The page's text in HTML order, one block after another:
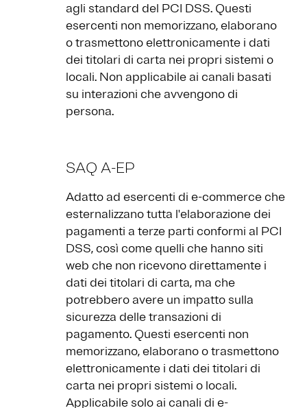
agli standard del PCI DSS. Questi
esercenti non memorizzano, elaborano
o trasmettono elettronicamente i dati
dei titolari di carta nei propri sistemi o
locali. Non applicabile ai canali basati
su interazioni che avvengono di
persona.
SAQ A-EP
Adatto ad esercenti di e-commerce che
esternalizzano tutta l'elaborazione dei
pagamenti a terze parti conformi al PCI
DSS, così come quelli che hanno siti
web che non ricevono direttamente i
dati dei titolari di carta, ma che
potrebbero avere un impatto sulla
sicurezza delle transazioni di
pagamento. Questi esercenti non
memorizzano, elaborano o trasmettono
elettronicamente i dati dei titolari di
carta nei propri sistemi o locali.
Applicabile solo ai canali di e-